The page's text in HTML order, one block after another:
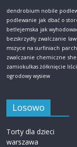
dendrobium nobile
podlewanie jak dbać o
betlejemska jak
bezskrzydły zwalczanie
mszyce na surfiniach
zwalczanie chemiczne
zamiokulkas żółknięcie liści
ogrodowy wysiew
Losowo
Torty dla dzieci
warszawa